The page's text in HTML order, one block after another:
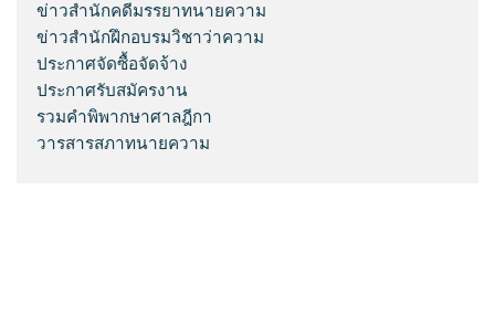
ข่าวสำนักคดีมรรยาทนายความ
ข่าวสำนักฝึกอบรมวิชาว่าความ
ประกาศจัดซื้อจัดจ้าง
ประกาศรับสมัครงาน
รวมคำพิพากษาศาลฎีกา
วารสารสภาทนายความ